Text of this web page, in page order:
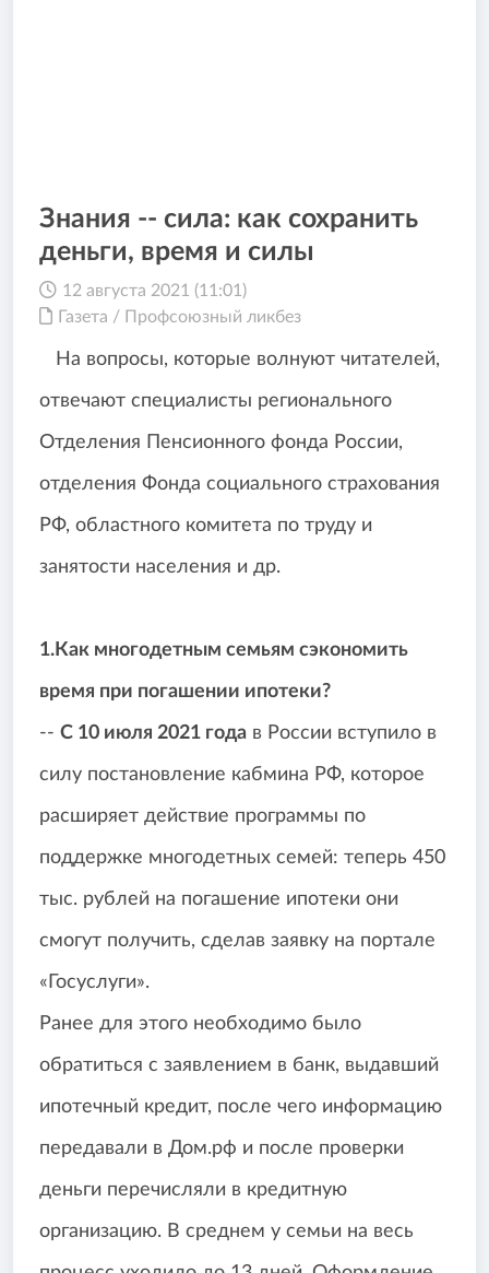
Знания -- сила: как сохранить
деньги, время и силы
12 августа 2021 (11:01)
Газета / Профсоюзный ликбез
На вопросы, которые волнуют читателей,
отвечают специалисты регионального
Отделения Пенсионного фонда России,
отделения Фонда социального страхования
РФ, областного комитета по труду и
занятости населения и др.
1.Как многодетным семьям сэкономить
время при погашении ипотеки?
-- С 10 июля 2021 года в России вступило в
силу постановление кабмина РФ, которое
расширяет действие программы по
поддержке многодетных семей: теперь 450
тыс. рублей на погашение ипотеки они
смогут получить, сделав заявку на портале
«Госуслуги».
Ранее для этого необходимо было
обратиться с заявлением в банк, выдавший
ипотечный кредит, после чего информацию
передавали в Дом.рф и после проверки
деньги перечисляли в кредитную
организацию. В среднем у семьи на весь